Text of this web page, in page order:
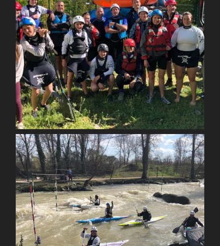
Mai 1
spcoccanoekayakduloup